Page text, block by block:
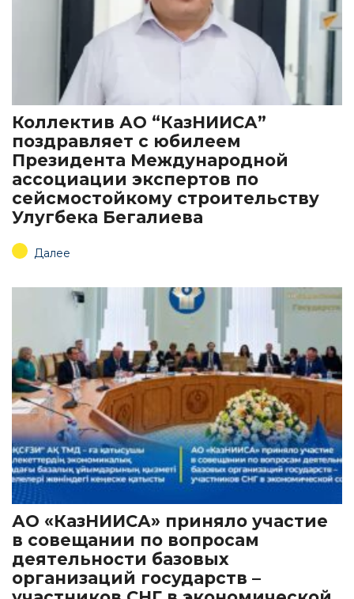
Коллектив АО “КазНИИСА”
поздравляет с юбилеем
Президента Международной
ассоциации экспертов по
сейсмостойкому строительству
Улугбека Бегалиева
Далее
АО «КазНИИСА» приняло участие
в совещании по вопросам
деятельности базовых
организаций государств –